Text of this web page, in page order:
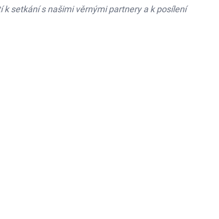
setkání s našimi věrnými partnery a k posílení